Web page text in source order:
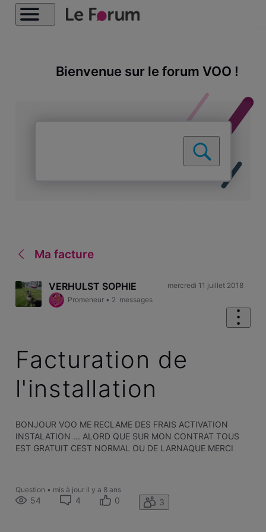
Bienvenue sur le forum VOO !
Ma facture
VERHULST SOPHIE
Promeneur • 2 messages
mercredi 11 juillet 2018
Facturation de
l'installation
BONJOUR VOO ME RECLAME DES FRAIS ACTIVATION
INSTALATION ... ALORD QUE SUR MON CONTRAT TOUS
EST GRATUIT CEST NORMAL OU DE LARNAQUE MERCI
Question • mis à jour il y a 8 ans
54 4 0 3